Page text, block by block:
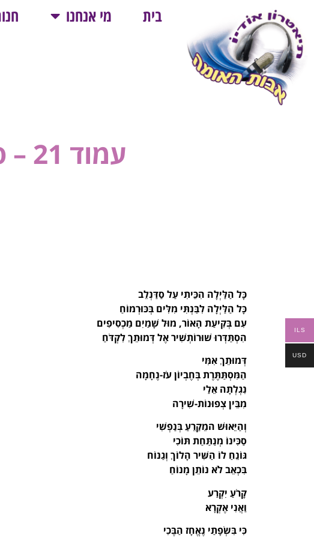
בית מי אנחנו
עמוד 21 – ספר שני – "שִׁירַת הָאֵם"
כָּל הַלַּיְלָה הִכֵּיתִי עַל סַדַּנְלֵב
כָּל הַלַּיְלָה לִבַּנְתִּי מִלִּים בְּכּוּרְמוֹחַ
עִם בְּקִיעַת הָאוֹר, מוּל שָׁמַיִם מַכְסִיפִים
הִסְתַּדְּרוּ שׁוּרוֹתְשִׁיר אֶל דְּמוּתֵךְ לִקְדֹּחַ
דְּמוּתֵךְ אִמִּי
הַמִּסְתַּתֶּרֶת בְּחֶבְיוֹן עֹז-נֶחָמָה
נִגְלְתָה אֵלַי
מִבֵּין צְפוּנוֹת-שִׁירָה
וְהַיֵּאוּשׁ המֵקַרֵעַ בְּנַפְשִׁי
סַכִּינוֹ מְנַתַּחַת תּוֹכִי
גּוֹנֵחַ לוֹ הַשִּׁיר הָלוֹךְ וְגַנוֹח
בִּכְאֵב לֹא נוֹתֵן מָנוֹחַ
קָרֹעַ יִקְרַע
וַאֲנִי אֶקְרָא
כִּי בִּשְׂפָתַי נֶאֱחָז הַבֶּכִי
ILS
USD